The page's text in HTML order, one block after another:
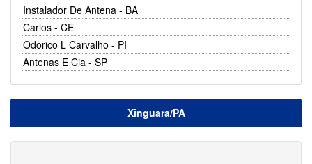
Instalador De Antena - BA
Carlos - CE
Odorico L Carvalho - PI
Antenas E Cia - SP
Xinguara/PA